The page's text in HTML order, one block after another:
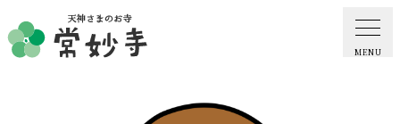
MENU